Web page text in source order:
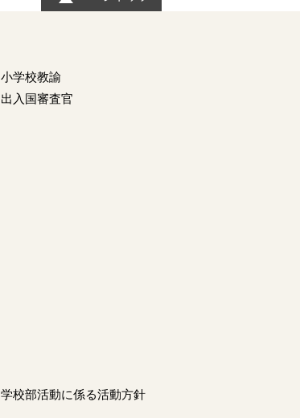
小学校教諭
出入国審査官
学校部活動に係る活動方針